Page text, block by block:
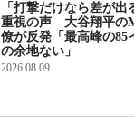
「打撃だけなら差が
重視の声 大谷翔平の
僚が反発「最高峰の85
の余地ない」
2026.08.09